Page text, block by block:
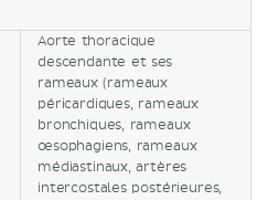
Aorte thoracique
descendante et ses
rameaux (rameaux
péricardiques, rameaux
bronchiques, rameaux
œsophagiens, rameaux
médiastinaux, artères
intercostales postérieures,